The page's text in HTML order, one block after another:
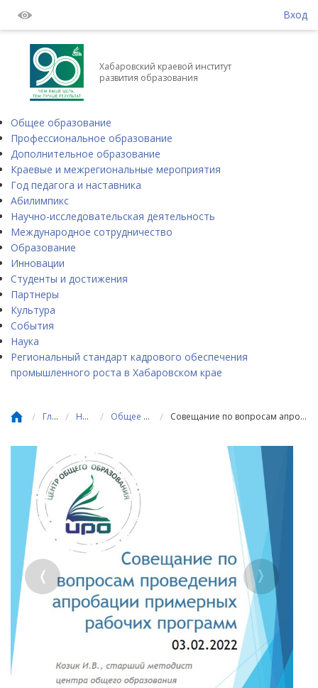
Вход
Хабаровский краевой институт
развития образования
Общее образование
Профессиональное образование
Дополнительное образование
Краевые и межрегиональные мероприятия
Год педагога и наставника
Абилимпикс
Научно-исследовательская деятельность
Международное сотрудничество
Образование
Инновации
Студенты и достижения
Партнеры
Культура
События
Наука
Региональный стандарт кадрового обеспечения
промышленного роста в Хабаровском крае
/ Главная / Новости / Общее образование / Совещание по вопросам апробации примерных рабочих программ